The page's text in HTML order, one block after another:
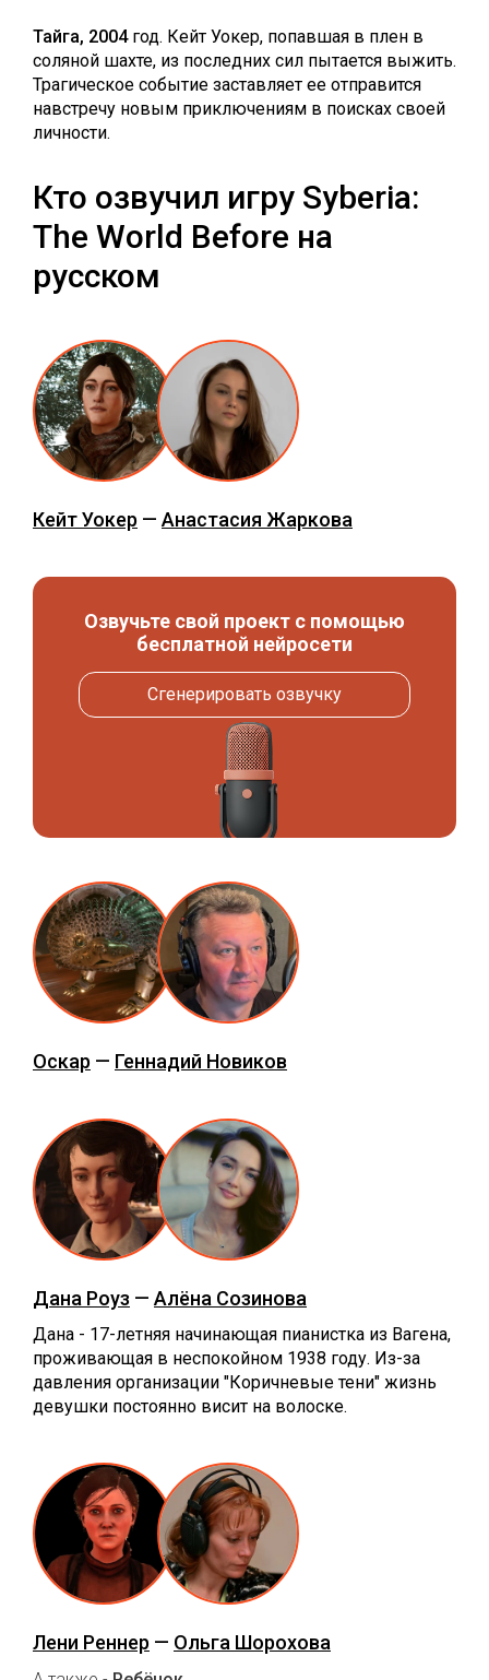
Тайга, 2004год. Кейт Уокер, попавшая в плен в
соляной шахте, из последних сил пытается выжить.
Трагическое событие заставляет ее отправится
навстречу новым приключениям в поисках своей
личности.
Кто озвучил игру Syberia:
The World Before на
русском
Кейт Уокер — Анастасия Жаркова
Озвучьте свой проект с помощью
бесплатной нейросети
Сгенерировать озвучку
Оскар — Геннадий Новиков
Дана Роуз — Алёна Созинова
Дана - 17-летняя начинающая пианистка из Вагена,
проживающая в неспокойном 1938 году. Из-за
давления организации "Коричневые тени" жизнь
девушки постоянно висит на волоске.
Лени Реннер — Ольга Шорохова